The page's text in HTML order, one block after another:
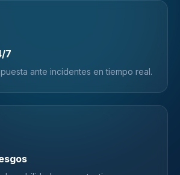
7
ante incidentes en tiempo real.